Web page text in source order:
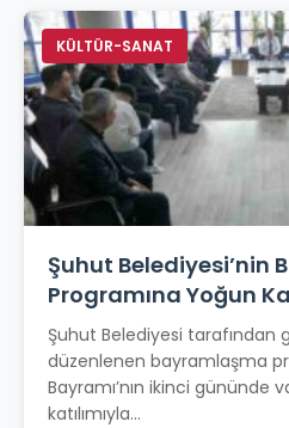
KÜLTÜR-SANAT
Şuhut Belediyesi’nin
Programına Yoğun
Şuhut Belediyesi tarafından
düzenlenen bayramlaşma
Bayramı’nın ikinci gününde
katılımıyla...